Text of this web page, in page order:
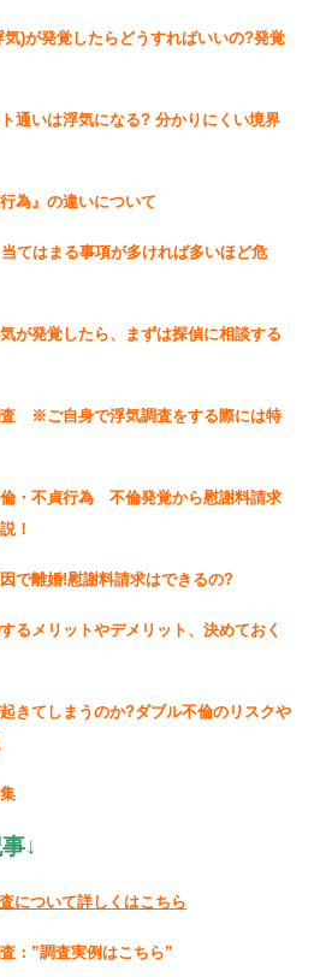
気)が発覚したらどうすればいいの?発覚
通いは浮気になる? 分かりにくい境界
為』の違いについて
てはまる事項が多ければ多いほど危
が発覚したら、まずは探偵に相談する
査 ※ご自身で浮気調査をする際には特
倫・不貞行為 不倫発覚から慰謝料請求
！
で離婚!慰謝料請求はできるの?
るメリットやデメリット、決めておく
きてしまうのか?ダブル不倫のリスクや
↓
について詳しくはこちら
：”調査実例はこちら”